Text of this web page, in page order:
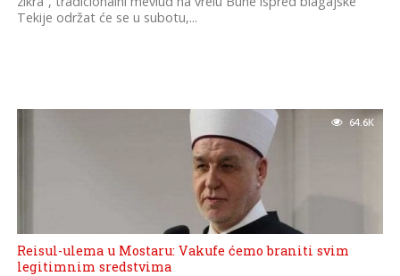
Tekije održat će se u subotu,...
64.6K
Reisul-ulema u Mostaru: Vakufe ćemo braniti svim
legitimnim sredstvima